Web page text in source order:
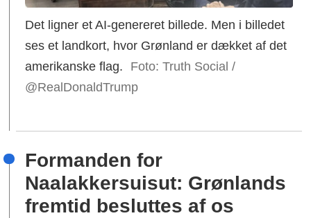
Det ligner et AI-genereret billede. Men i billedet
ses et landkort, hvor Grønland er dækket af det
amerikanske flag.
Foto: Truth Social /
@RealDonaldTrump
Formanden for
Naalakkersuisut: Grønlands
fremtid besluttes af os